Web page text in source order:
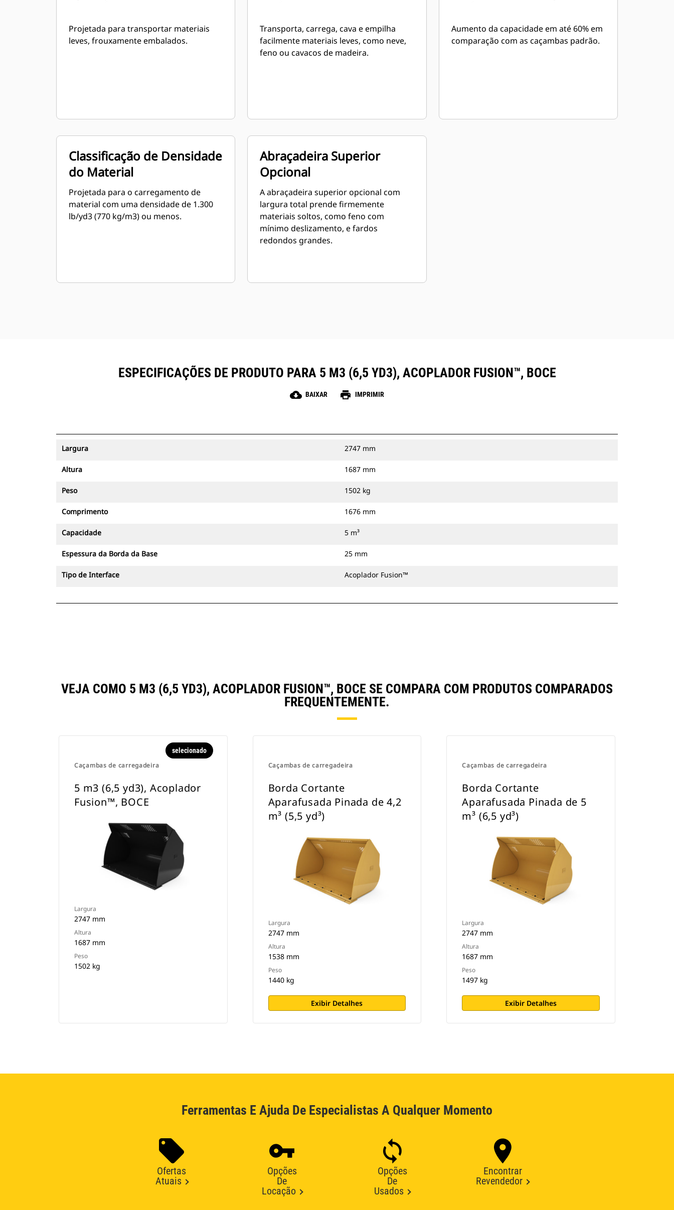
Projetada para transportar materiais
leves, frouxamente embalados.
Transporta, carrega, cava e empilha
facilmente materiais leves, como neve,
feno ou cavacos de madeira.
Aumento da capacidade em até 60% em
comparação com as caçambas padrão.
Classificação de Densidade
do Material
Projetada para o carregamento de
material com uma densidade de 1.300
lb/yd3 (770 kg/m3) ou menos.
Abraçadeira Superior
Opcional
A abraçadeira superior opcional com
largura total prende firmemente
materiais soltos, como feno com
mínimo deslizamento, e fardos
redondos grandes.
ESPECIFICAÇÕES DE PRODUTO PARA 5 M3 (6,5 YD3), ACOPLADOR FUSION™, BOCE
cloud_download BAIXAR print IMPRIMIR
Largura 2747 mm
Altura 1687 mm
Peso 1502 kg
Comprimento 1676 mm
Capacidade 5 m³
Espessura da Borda da Base 25 mm
Tipo de Interface Acoplador Fusion™
VEJA COMO 5 M3 (6,5 YD3), ACOPLADOR FUSION™, BOCE SE COMPARA COM PRODUTOS COMPARADOS
FREQUENTEMENTE.
Caçambas de carregadeira
selecionado
5 m3 (6,5 yd3), Acoplador
Fusion™, BOCE
Largura
2747 mm
Altura
1687 mm
Peso
1502 kg
Caçambas de carregadeira
Borda Cortante
Aparafusada Pinada de 4,2
m³ (5,5 yd³)
Largura
2747 mm
Altura
1538 mm
Peso
1440 kg
Exibir Detalhes
Caçambas de carregadeira
Borda Cortante
Aparafusada Pinada de 5
m³ (6,5 yd³)
Largura
2747 mm
Altura
1687 mm
Peso
1497 kg
Exibir Detalhes
Ferramentas E Ajuda De Especialistas A Qualquer Momento
Ofertas
Atuais
Opções
De
Locação
Opções
De
Usados
Encontrar
Revendedor